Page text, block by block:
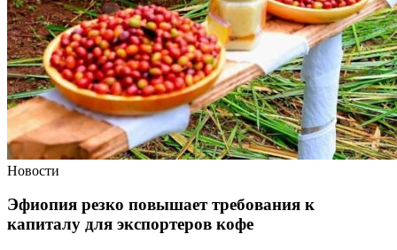
Новости
Эфиопия резко повышает требования к
капиталу для экспортеров кофе